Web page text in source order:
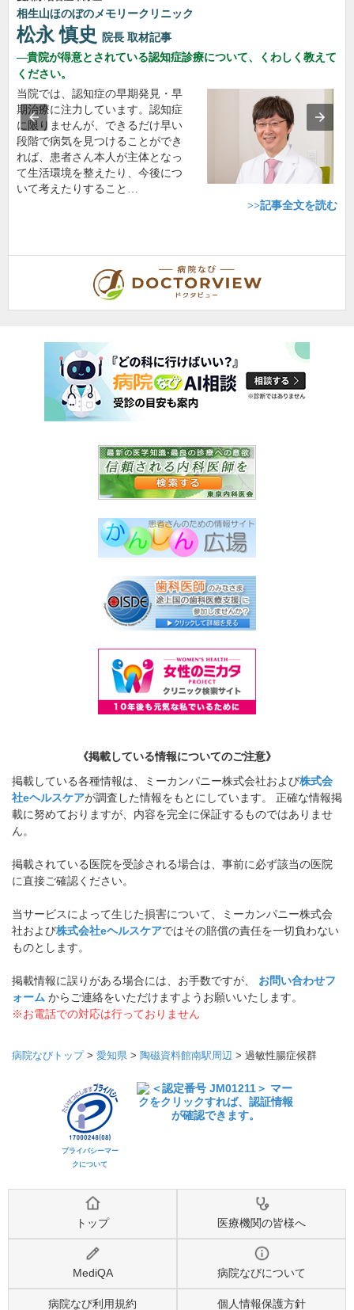
相生山ほのぼのメモリークリニック
松永 慎史 院長 取材記事
貴院が得意とされている認知症診療について、くわしく教えて
ください。
当院では、認知症の早期発見・早
期治療に注力しています。認知症
に限りませんが、できるだけ早い
段階で病気を見つけることができ
れば、患者さん本人が主体となっ
て生活環境を整えたり、今後につ
いて考えたりすること…
>>記事全文を読む
《掲載している情報についてのご注意》
掲載している各種情報は、ミーカンパニー株式会社および株式会
社eヘルスケアが調査した情報をもとにしています。 正確な情報掲
載に努めておりますが、内容を完全に保証するものではありませ
ん。
掲載されている医院を受診される場合は、事前に必ず該当の医院
に直接ご確認ください。
当サービスによって生じた損害について、ミーカンパニー株式会
社および株式会社eヘルスケアではその賠償の責任を一切負わない
ものとします。
掲載情報に誤りがある場合には、お手数ですが、 お問い合わせフ
ォーム からご連絡をいただけますようお願いいたします。
※お電話での対応は行っておりません
病院なびトップ> 愛知県 > 陶磁資料館南駅周辺 > 過敏性腸症候群
プライバシーマー
クについて
トップ 医療機関の皆様へ
MediQA 病院なびについて
病院なび利用規約 個人情報保護方針